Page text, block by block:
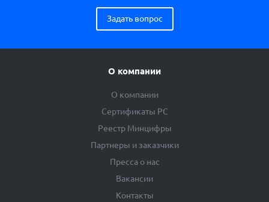
Задать вопрос
О компании
О компании
Сертификаты РС
Реестр Минцифры
Партнеры и заказчики
Пресса о нас
Вакансии
Контакты